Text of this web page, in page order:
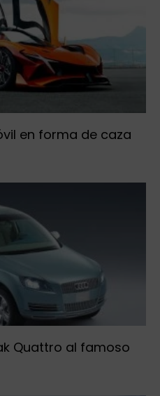
en forma de caza
Quattro al famoso